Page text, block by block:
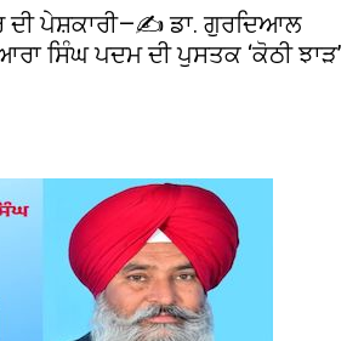
ਦੀ ਪੇਸ਼ਕਾਰੀ—✍️ ਡਾ. ਗੁਰਦਿਆਲ
ਸਿੰਘ ਪਦਮ ਦੀ ਪੁਸਤਕ ‘ਕੋਠੀ ਝਾੜ’